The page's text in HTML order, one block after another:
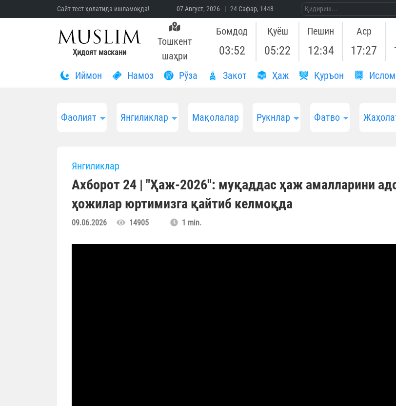
Сайт тест ҳолатида ишламоқда! 07 Август, 2026 | 24 Сафар, 1448
Ҳидоят маскани
Тошкент
шаҳри
Бомдод
03:52
Қуёш
05:22
Пешин
12:34
Аср
17:27
Иймон Намоз Рўза Закот Ҳаж Қуръон
Фаолият Янгиликлар Мақолалар Рукнлар Фатво
Янгиликлар
Ахборот 24 | "Ҳаж-2026": муқаддас ҳаж амалларини
ҳожилар юртимизга қайтиб келмоқда
09.06.2026 14905 1 min.